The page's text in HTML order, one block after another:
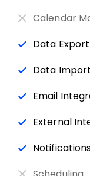
Calendar
Data Export
Data Import
Email
External
Scheduling